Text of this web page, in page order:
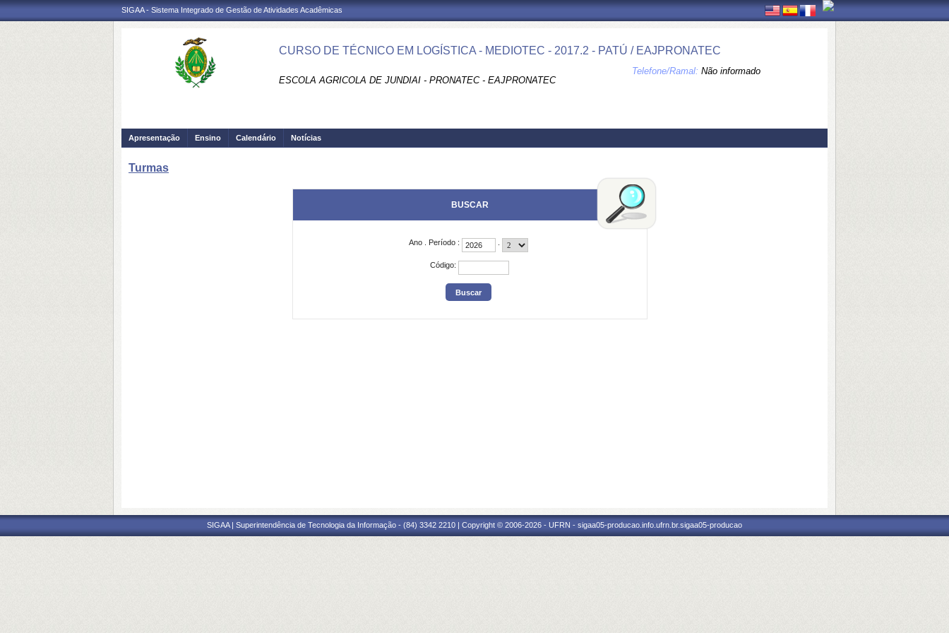
SIGAA - Sistema Integrado de Gestão de Atividades Acadêmicas
CURSO DE TÉCNICO EM LOGÍSTICA - MEDIOTEC - 2017.2 - PATÚ / EAJPRONATEC
ESCOLA AGRICOLA DE JUNDIAI - PRONATEC - EAJPRONATEC
Telefone/Ramal: Não informado
Apresentação Ensino Calendário Notícias
Turmas
BUSCAR
Ano Período :
Código:
SIGAA | Superintendência de Tecnologia da Informação - (84) 3342 2210 | Copyright © 2006-2026 - UFRN - sigaa05-producao.info.ufrn.br.sigaa05-producao